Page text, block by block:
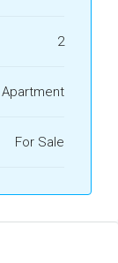
2
Apartment
For Sale